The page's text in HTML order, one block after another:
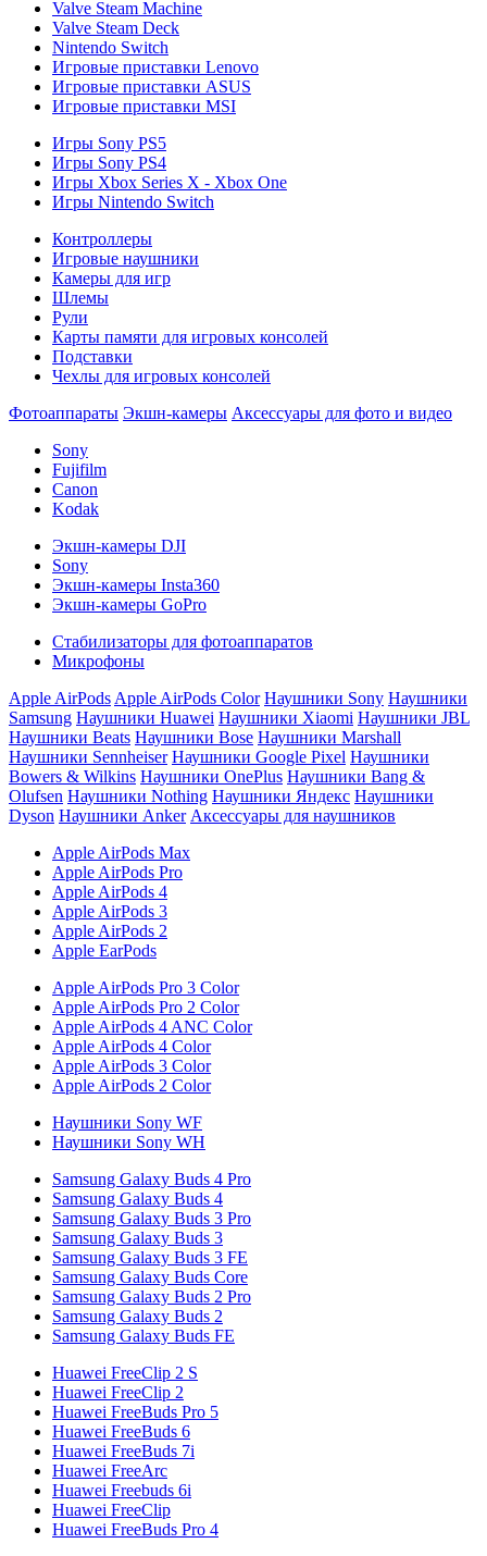
Valve Steam Machine
Valve Steam Deck
Nintendo Switch
Игровые приставки Lenovo
Игровые приставки ASUS
Игровые приставки MSI
Игры Sony PS5
Игры Sony PS4
Игры Xbox Series X - Xbox One
Игры Nintendo Switch
Контроллеры
Игровые наушники
Камеры для игр
Шлемы
Рули
Карты памяти для игровых консолей
Подставки
Чехлы для игровых консолей
Фотоаппараты Экшн-камеры Аксессуары для фото и видео
Sony
Fujifilm
Canon
Kodak
Экшн-камеры DJI
Sony
Экшн-камеры Insta360
Экшн-камеры GoPro
Стабилизаторы для фотоаппаратов
Микрофоны
Apple AirPods Apple AirPods Color Наушники Sony Наушники
Samsung Наушники Huawei Наушники Xiaomi Наушники JBL
Наушники Beats Наушники Bose Наушники Marshall
Наушники Sennheiser Наушники Google Pixel Наушники
Bowers & Wilkins Наушники OnePlus Наушники Bang &
Olufsen Наушники Nothing Наушники Яндекс Наушники
Dyson Наушники Anker Аксессуары для наушников
Apple AirPods Max
Apple AirPods Pro
Apple AirPods 4
Apple AirPods 3
Apple AirPods 2
Apple EarPods
Apple AirPods Pro 3 Color
Apple AirPods Pro 2 Color
Apple AirPods 4 ANC Color
Apple AirPods 4 Color
Apple AirPods 3 Color
Apple AirPods 2 Color
Наушники Sony WF
Наушники Sony WH
Samsung Galaxy Buds 4 Pro
Samsung Galaxy Buds 4
Samsung Galaxy Buds 3 Pro
Samsung Galaxy Buds 3
Samsung Galaxy Buds 3 FE
Samsung Galaxy Buds Core
Samsung Galaxy Buds 2 Pro
Samsung Galaxy Buds 2
Samsung Galaxy Buds FE
Huawei FreeClip 2 S
Huawei FreeClip 2
Huawei FreeBuds Pro 5
Huawei FreeBuds 6
Huawei FreeBuds 7i
Huawei FreeArc
Huawei Freebuds 6i
Huawei FreeClip
Huawei FreeBuds Pro 4